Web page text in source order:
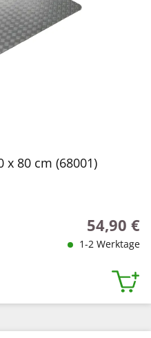
x 80 cm (68001)
Regulärer
54,90 €
1-2 Werktage